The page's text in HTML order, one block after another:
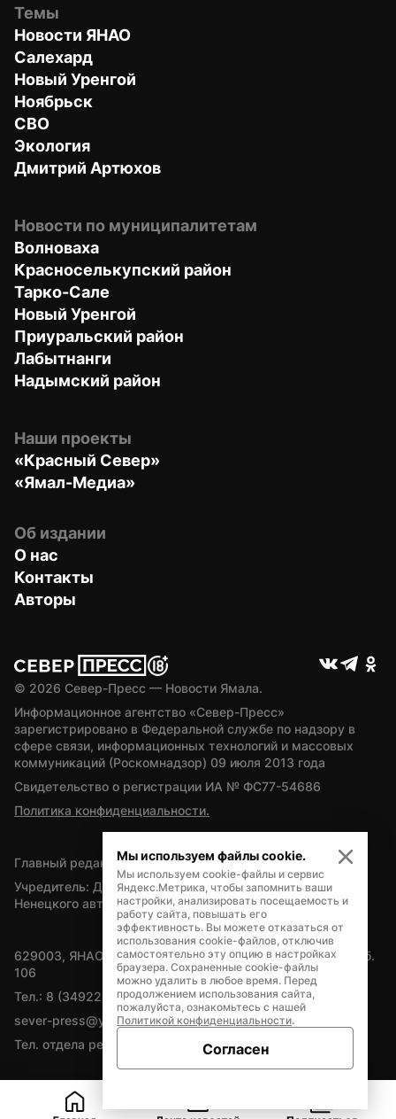
Темы
Новости ЯНАО
Салехард
Новый Уренгой
Ноябрьск
СВО
Экология
Дмитрий Артюхов
Новости по муниципалитетам
Волноваха
Красноселькупский район
Тарко-Сале
Новый Уренгой
Приуральский район
Лабытнанги
Надымский район
Наши проекты
«Красный Север»
«Ямал-Медиа»
Об издании
О нас
Контакты
Авторы
© 2026 Север-Пресс — Новости Ямала.
Информационное агентство «Север-Пресс»
зарегистрировано в Федеральной службе по надзору в
сфере связи, информационных технологий и массовых
коммуникаций (Роскомнадзор) 09 июля 2013 года
Свидетельство о регистрации ИА № ФС77-54686
Политика конфиденциальности.
Главный редактор — А.Л. Поздеев
Учредитель: Департамент внутренней политики Ямало-
Ненецкого автономного округа
629003, ЯНАО, Салехард, мкр. Богдана Кнунянца, д.1, каб.
106
Тел.: 8 (34922) 71262
sever-press@yamal-media.ru
Тел. отдела рекламы: 8 (34922) 42728
Мы используем файлы cookie.
Мы используем cookie-файлы и сервис
Яндекс.Метрика, чтобы запомнить ваши
настройки, анализировать посещаемость и
работу сайта, повышать его
эффективность. Вы можете отказаться от
использования cookie-файлов, отключив
самостоятельно эту опцию в настройках
браузера. Сохраненные cookie-файлы
можно удалить в любое время. Перед
продолжением использования сайта,
пожалуйста, ознакомьтесь с нашей
Политикой конфиденциальности.
Согласен